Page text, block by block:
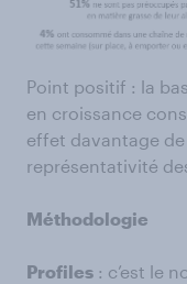
Point positif : la
en croissance
effet davantage
représentativité
Méthodologie
Profiles : c’est le